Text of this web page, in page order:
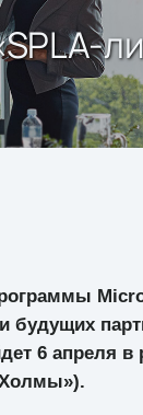
будущих
6 апреля в
Холмы»).